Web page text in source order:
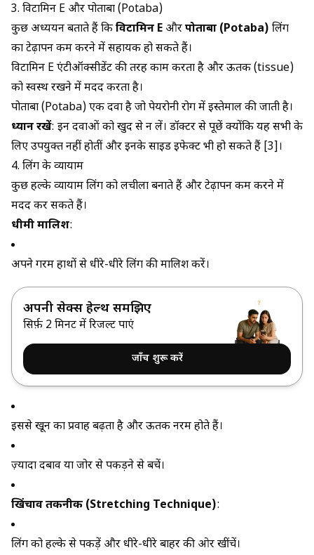
3. विटामिन E और पोताबा (Potaba)
कुछ अध्ययन बताते हैं किविटामिन E औरपोताबा (Potaba) लिंग
का टेढ़ापन कम करने में सहायक हो सकते हैं।
विटामिन E एंटीऑक्सीडेंट की तरह काम करता है और ऊतक (tissue)
को स्वस्थ रखने में मदद करता है।
पोताबा (Potaba) एक दवा है जो पेयरोनी रोग में इस्तेमाल की जाती है।
ध्यान रखें: इन दवाओं को खुद से न लें। डॉक्टर से पूछें क्योंकि यह सभी के
लिए उपयुक्त नहीं होतीं और इनके साइड इफेक्ट भी हो सकते हैं [3]।
4. लिंग के व्यायाम
कुछ हल्के व्यायाम लिंग को लचीला बनाते हैं और टेढ़ापन कम करने में
मदद कर सकते हैं।
धीमी मालिश:
अपने गरम हाथों से धीरे-धीरे लिंग की मालिश करें।
अपनी सेक्स हेल्थ समझिए
सिर्फ़ 2 मिनट में रिजल्ट पाएं
जाँच शुरू करें
इससे खून का प्रवाह बढ़ता है और ऊतक नरम होते हैं।
ज़्यादा दबाव या जोर से पकड़ने से बचें।
खिंचाव तकनीक (Stretching Technique):
लिंग को हल्के से पकड़ें और धीरे-धीरे बाहर की ओर खींचें।